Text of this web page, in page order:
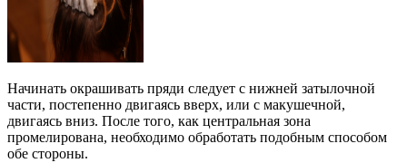
Начинать окрашивать пряди следует с нижней затылочной
части, постепенно двигаясь вверх, или с макушечной,
двигаясь вниз. После того, как центральная зона
промелирована, необходимо обработать подобным способом
обе стороны.